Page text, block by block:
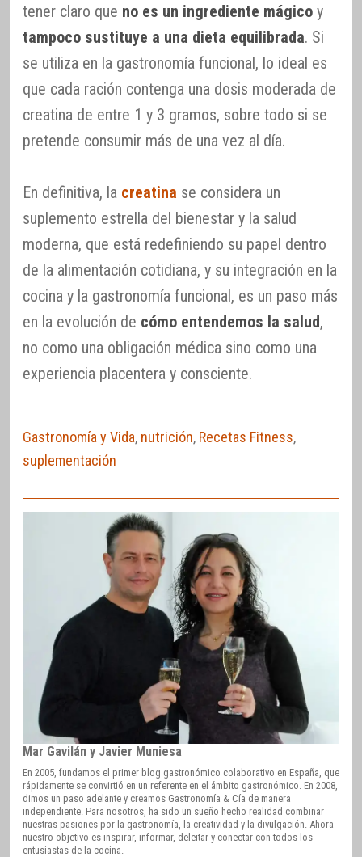
tener claro que no es un ingrediente mágico y
tampoco sustituye a una dieta equilibrada. Si
se utiliza en la gastronomía funcional, lo ideal es
que cada ración contenga una dosis moderada de
creatina de entre 1 y 3 gramos, sobre todo si se
pretende consumir más de una vez al día.
En definitiva, la creatina se considera un
suplemento estrella del bienestar y la salud
moderna, que está redefiniendo su papel dentro
de la alimentación cotidiana, y su integración en la
cocina y la gastronomía funcional, es un paso más
en la evolución de cómo entendemos la salud,
no como una obligación médica sino como una
experiencia placentera y consciente.
Gastronomía y Vida, nutrición, Recetas Fitness,
suplementación
Mar Gavilán y Javier Muniesa
En 2005, fundamos el primer blog gastronómico colaborativo en España, que
rápidamente se convirtió en un referente en el ámbito gastronómico. En 2008,
dimos un paso adelante y creamos Gastronomía & Cía de manera
independiente. Para nosotros, ha sido un sueño hecho realidad combinar
nuestras pasiones por la gastronomía, la creatividad y la divulgación. Ahora
nuestro objetivo es inspirar, informar, deleitar y conectar con todos los
entusiastas de la cocina.